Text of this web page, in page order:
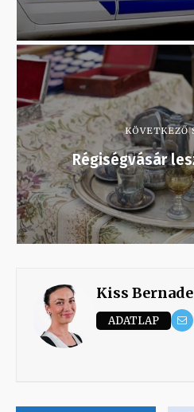
KÖVETKEZŐ
Régiségvásár
Kiss
ADATLAP